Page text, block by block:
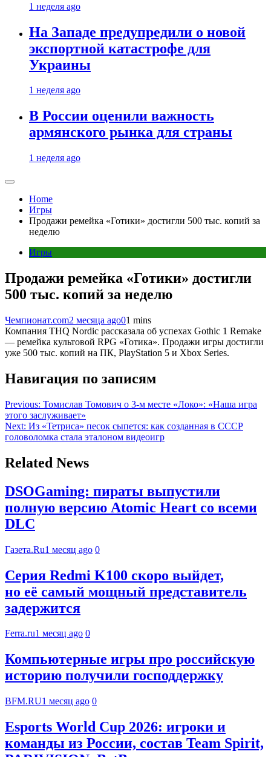
1 неделя ago
На Западе предупредили о новой
экспортной катастрофе для
Украины
1 неделя ago
В России оценили важность
армянского рынка для страны
1 неделя ago
Home
Игры
Продажи ремейка «Готики» достигли 500 тыс. копий за
неделю
Игры
Продажи ремейка «Готики» достигли
500 тыс. копий за неделю
Чемпионат.com2 месяца ago01 mins
Компания THQ Nordic рассказала об успехах Gothic 1 Remake
— ремейка культовой RPG «Готика». Продажи игры достигли
уже 500 тыс. копий на ПК, PlayStation 5 и Xbox Series.
Навигация по записям
Previous: Томислав Томович о 3-м месте «Локо»: «Наша игра
этого заслуживает»
Next: Из «Тетриса» песок сыпется: как созданная в СССР
головоломка стала эталоном видеоигр
Related News
DSOGaming: пираты выпустили
полную версию Atomic Heart со всеми
DLC
Газета.Ru1 месяц ago 0
Серия Redmi K100 скоро выйдет,
но её самый мощный представитель
задержится
Ferra.ru1 месяц ago 0
Компьютерные игры про российскую
историю получили господдержку
BFM.RU1 месяц ago 0
Esports World Cup 2026: игроки и
команды из России, состав Team Spirit,